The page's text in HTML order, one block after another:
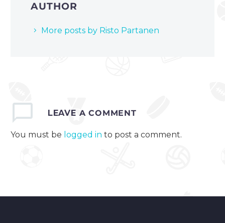
AUTHOR
More posts by Risto Partanen
LEAVE A COMMENT
You must be logged in to post a comment.